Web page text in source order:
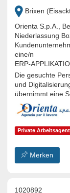
Brixen
Orienta S.p.A.,
Niederlassung
eine/n
Die gesuchte
und
übernimmt eine
Private
Merken
1020892